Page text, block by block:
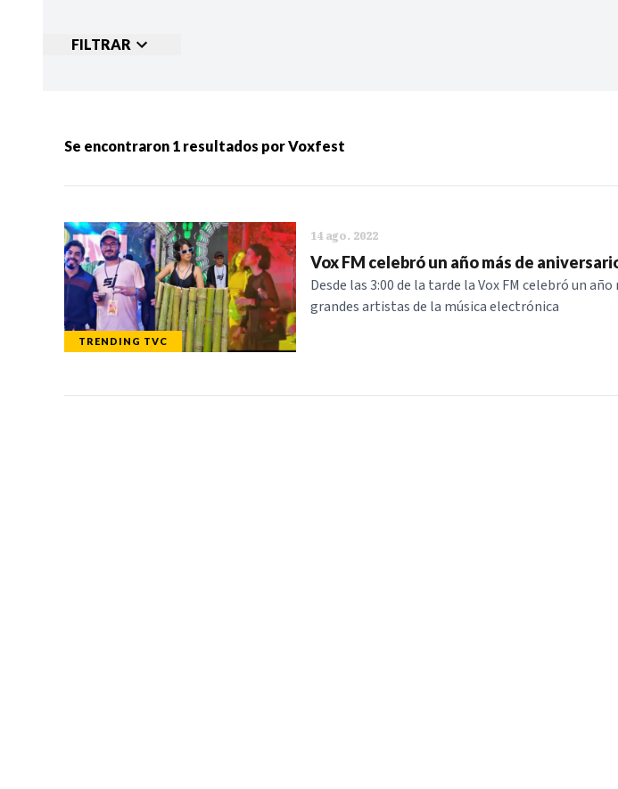
FILTRAR
Categorias: NOTICIAS SERIES
Se encontraron 1 resultados porVoxfest
TRENDING TVC
14 ago. 2022
Vox FM celebró un año más de
Desde las 3:00 de la tarde la Vox FM celebró un
grandes artistas de la música electrónica